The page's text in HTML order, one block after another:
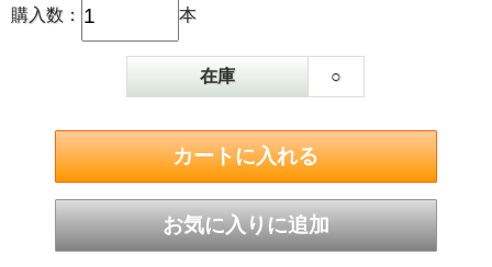
購入数： 本
在庫 ○